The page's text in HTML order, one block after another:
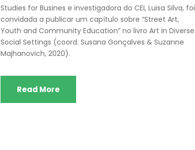
Studies for Busines e investigadora do CEI, Luisa Silva, foi
convidada a publicar um capítulo sobre “Street Art,
Youth and Community Education” no livro Art in Diverse
Social Settings (coord. Susana Gonçalves & Suzanne
Majhanovich, 2020).
Read More